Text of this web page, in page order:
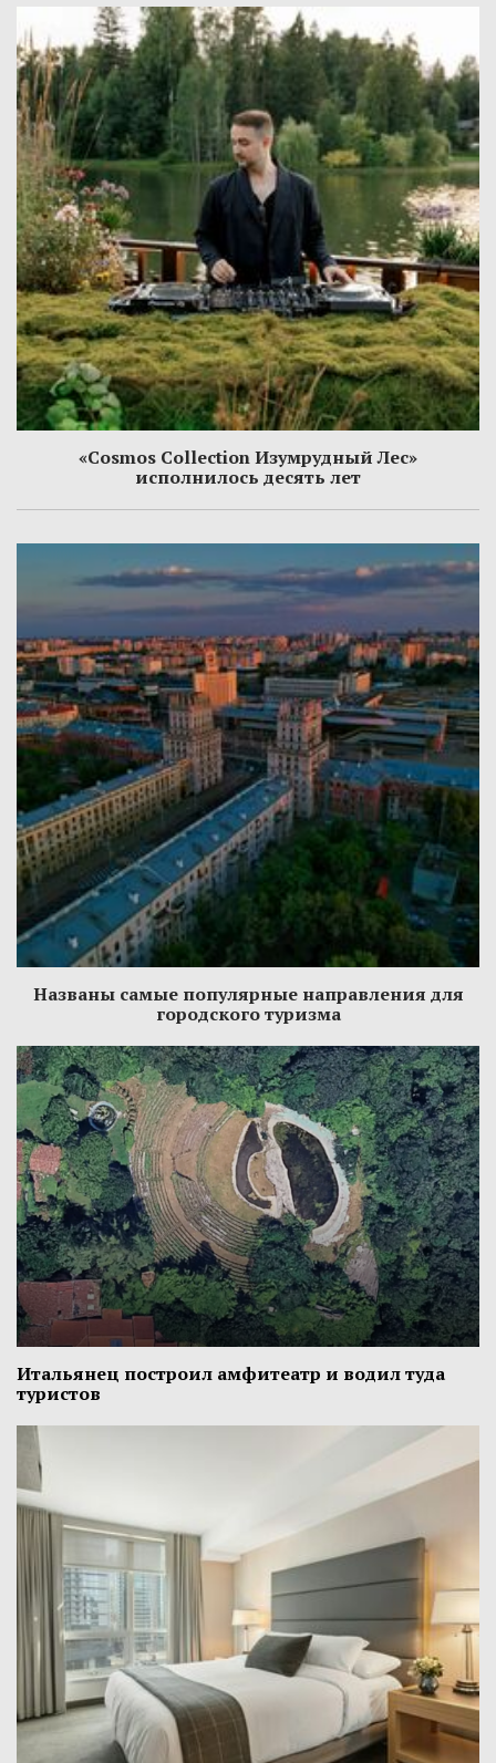
«Cosmos Collection Изумрудный Лес»
исполнилось десять лет
Названы самые популярные направления для
городского туризма
Итальянец построил амфитеатр и водил туда
туристов